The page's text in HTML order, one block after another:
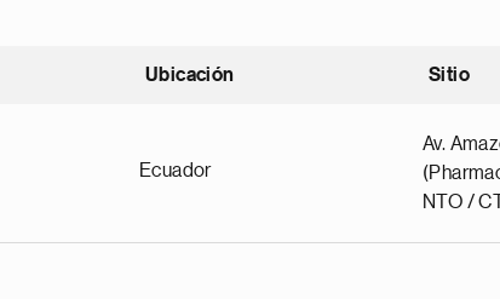
Ubicación Sitio
Ecuador
Av.
NTO /